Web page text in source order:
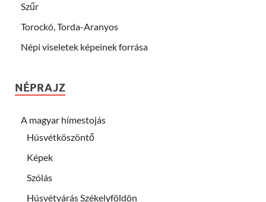
Szűr
Torockó, Torda-Aranyos
Népi viseletek képeinek forrása
NÉPRAJZ
A magyar hímestojás
Húsvétköszöntő
Képek
Szólás
Húsvétvárás Székelyföldön